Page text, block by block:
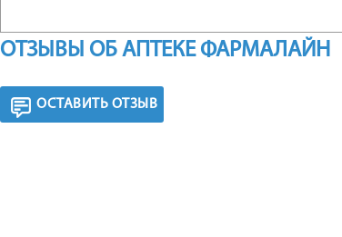
ОТЗЫВЫ ОБ АПТЕКЕ ФАРМАЛАЙН
ОСТАВИТЬ ОТЗЫВ